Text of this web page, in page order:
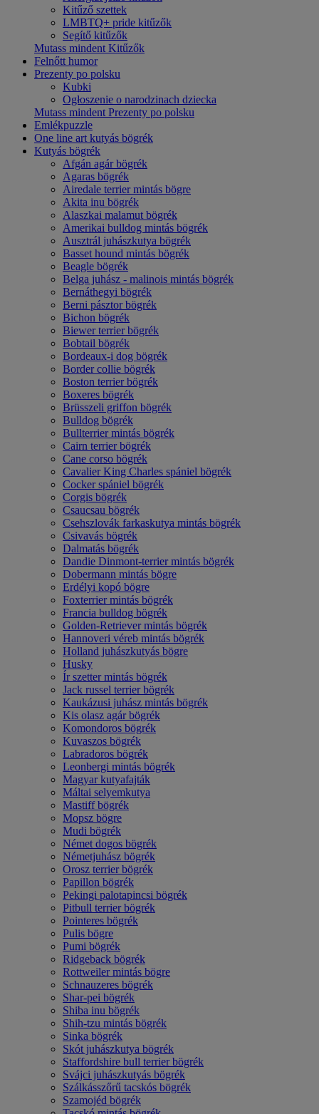
Kitűző szettek
LMBTQ+ pride kitűzők
Segítő kitűzők
Mutass mindent Kitűzők
Felnőtt humor
Prezenty po polsku
Kubki
Ogłoszenie o narodzinach dziecka
Mutass mindent Prezenty po polsku
Emlékpuzzle
One line art kutyás bögrék
Kutyás bögrék
Afgán agár bögrék
Agaras bögrék
Airedale terrier mintás bögre
Akita inu bögrék
Alaszkai malamut bögrék
Amerikai bulldog mintás bögrék
Ausztrál juhászkutya bögrék
Basset hound mintás bögrék
Beagle bögrék
Belga juhász - malinois mintás bögrék
Bernáthegyi bögrék
Berni pásztor bögrék
Bichon bögrék
Biewer terrier bögrék
Bobtail bögrék
Bordeaux-i dog bögrék
Border collie bögrék
Boston terrier bögrék
Boxeres bögrék
Brüsszeli griffon bögrék
Bulldog bögrék
Bullterrier mintás bögrék
Cairn terrier bögrék
Cane corso bögrék
Cavalier King Charles spániel bögrék
Cocker spániel bögrék
Corgis bögrék
Csaucsau bögrék
Csehszlovák farkaskutya mintás bögrék
Csivavás bögrék
Dalmatás bögrék
Dandie Dinmont-terrier mintás bögrék
Dobermann mintás bögre
Erdélyi kopó bögre
Foxterrier mintás bögrék
Francia bulldog bögrék
Golden-Retriever mintás bögrék
Hannoveri véreb mintás bögrék
Holland juhászkutyás bögre
Husky
Ír szetter mintás bögrék
Jack russel terrier bögrék
Kaukázusi juhász mintás bögrék
Kis olasz agár bögrék
Komondoros bögrék
Kuvaszos bögrék
Labradoros bögrék
Leonbergi mintás bögrék
Magyar kutyafajták
Máltai selyemkutya
Mastiff bögrék
Mopsz bögre
Mudi bögrék
Német dogos bögrék
Németjuhász bögrék
Orosz terrier bögrék
Papillon bögrék
Pekingi palotapincsi bögrék
Pitbull terrier bögrék
Pointeres bögrék
Pulis bögre
Pumi bögrék
Ridgeback bögrék
Rottweiler mintás bögre
Schnauzeres bögrék
Shar-pei bögrék
Shiba inu bögrék
Shih-tzu mintás bögrék
Sinka bögrék
Skót juhászkutya bögrék
Staffordshire bull terrier bögrék
Svájci juhászkutyás bögrék
Szálkásszőrű tacskós bögrék
Szamojéd bögrék